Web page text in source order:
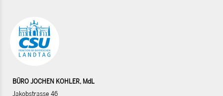
BÜRO JOCHEN KOHLER, MdL
Jakobstrasse 46